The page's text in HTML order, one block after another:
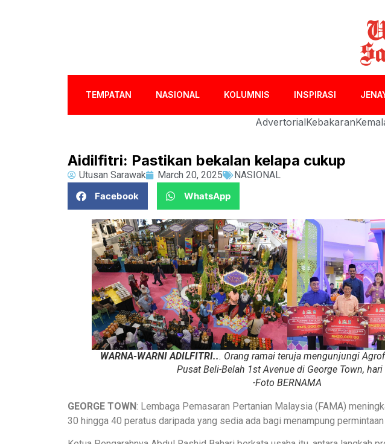
TEMPATAN NASIONAL KOLUMNIS INSPIRASI
AdvertorialKebakaran
Aidilfitri: Pastikan bekalan kelapa cukup
Utusan Sarawak March 20, 2025
NASIONAL
Facebook
WhatsApp
WARNA-WARNI ADILFITRI... Orang ramai teruja mengunjungi
Pusat Beli-Belah 1st Avenue di George Town, hari
-Foto BERNAMA
GEORGE TOWN: Lembaga Pemasaran Pertanian Malaysia (FAMA)
30 hingga 40 peratus daripada yang sedia ada bagi menampung